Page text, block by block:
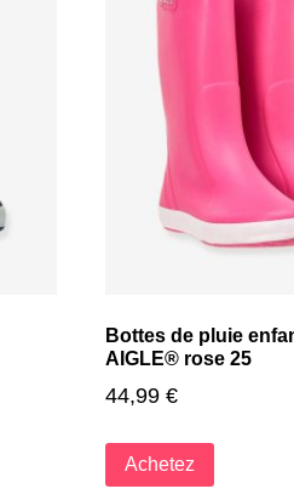
Bottes de pluie
AIGLE® rose 25
44,99 €
Achetez